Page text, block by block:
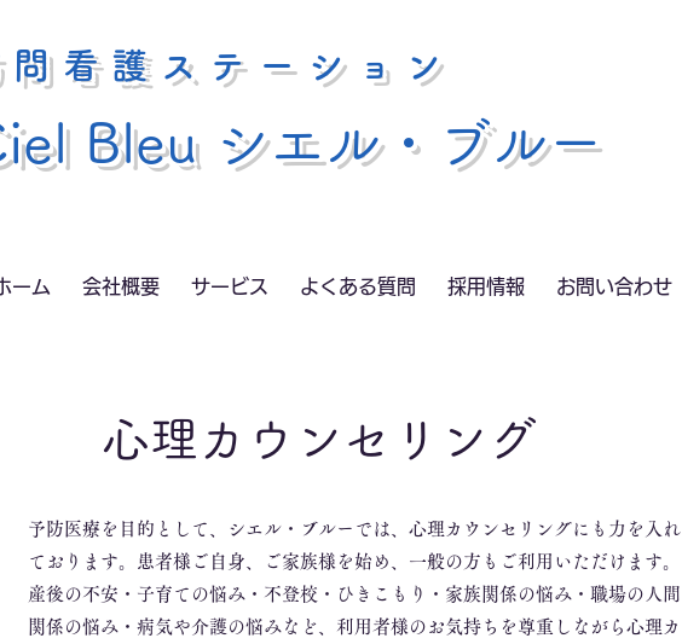
問看護ステーション
Bleu シエル・ブルー
ーム 会社概要 サービス よくある質問 採用情報 お問い合わせ
心理カウンセリング
予防医療を目的として、シエル・ブルーでは、心理カウンセリングにも力を入れ
ております。患者様ご自身、ご家族様を始め、一般の方もご利用いただけます。
産後の不安・子育ての悩み・不登校・ひきこもり・家族関係の悩み・職場の人間
関係の悩み・病気や介護の悩みなど、利用者様のお気持ちを尊重しながら心理カ